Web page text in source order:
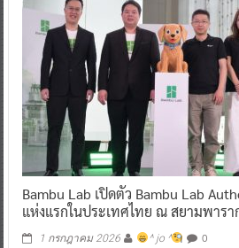
Bambu Lab เปิดตัว Bambu Lab
แห่งแรกในประเทศไทย ณ สยามพาร
1 กรกฎาคม 2026 ^ jo ^ 0